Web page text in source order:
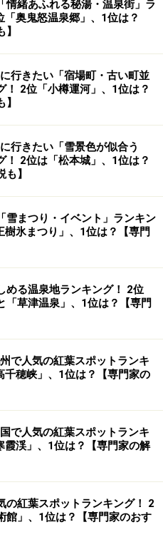
情緒あふれる秘湯・温泉街」ラ
「奥鬼怒温泉郷」、1位は？
行きたい「宿場町・古い町並
！ 2位「小樽運河」、1位は？
行きたい「雪景色が似合う
！ 2位は「松本城」、1位は？
も】
雪まつり・イベント」ランキン
樹氷まつり」、1位は？【専門
める温泉地ランキング！ 2位
「草津温泉」、1位は？【専門
で人気の紅葉スポットランキ
千穂峡」、1位は？【専門家の
で人気の紅葉スポットランキ
霞渓」、1位は？【専門家の解
の紅葉スポットランキング！ 2
館」、1位は？【専門家のおす